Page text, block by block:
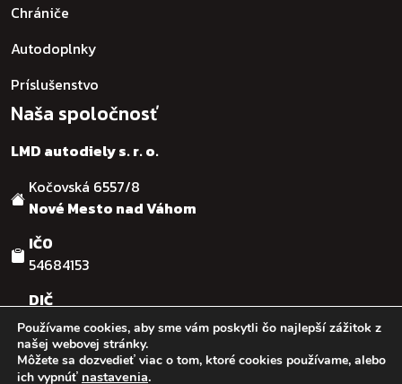
Chrániče
Autodoplnky
Príslušenstvo
Naša spoločnosť
LMD autodiely s. r. o.
Kočovská 6557/8
Nové Mesto nad Váhom
IČO
54684153
DIČ
SK2121755482
© :: 2026:: LMD autodiely s.r.o. :: Design & code by:Ľuboš
Používame cookies, aby sme vám poskytli čo najlepší zážitok z
našej webovej stránky.
Môžete sa dozvedieť viac o tom, ktoré cookies používame, alebo
ich vypnúť nastavenia.